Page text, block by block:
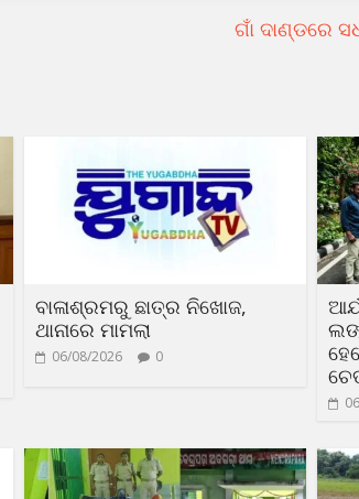
ଗାଁ ଦାଣ୍ଡରେ
ବାଳାଶ୍ରମରୁ ଛାତ୍ର ନିଖୋଜ,
ଥାନାରେ ମାମଲା
06/08/2026 0